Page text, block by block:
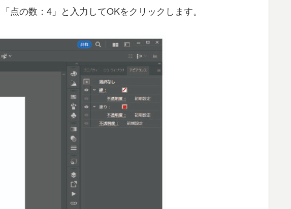
の数：4」と入力してOKをクリックします。